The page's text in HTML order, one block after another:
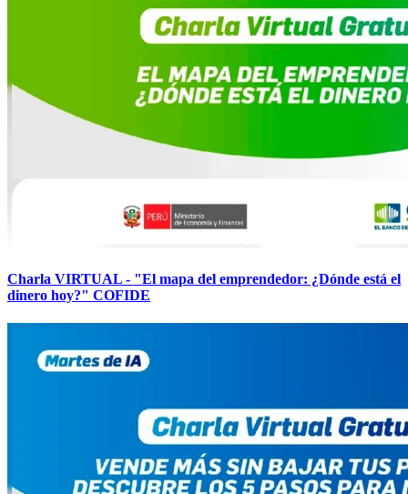
Charla VIRTUAL - "El mapa del emprendedor: ¿Dónde está el
dinero hoy?" COFIDE